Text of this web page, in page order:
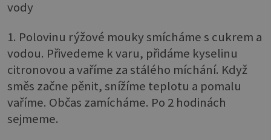
vody
1. Polovinu rýžové mouky smícháme s cukrem a
vodou. Přivedeme k varu, přidáme kyselinu
citronovou a vaříme za stálého míchání. Když
směs začne pěnit, snížíme teplotu a pomalu
vaříme. Občas zamícháme. Po 2 hodinách
sejmeme.